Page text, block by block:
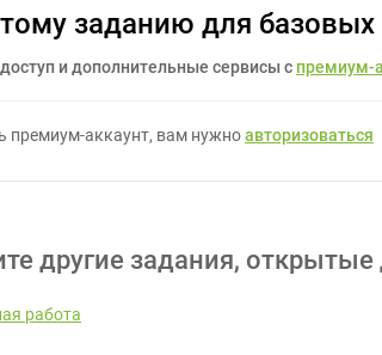
заданию для базовых
и дополнительные сервисы с премиум-
премиум-аккаунт, вам нужноавторизоваться
другие задания,
работа